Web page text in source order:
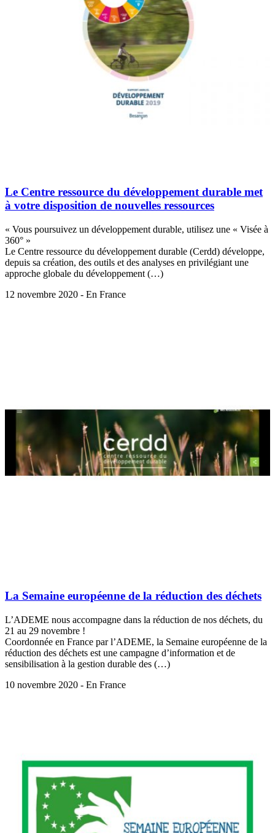
Le Centre ressource du développement durable met
à votre disposition de nouvelles ressources
« Vous poursuivez un développement durable, utilisez une « Visée à
360° »
Le Centre ressource du développement durable (Cerdd) développe,
depuis sa création, des outils et des analyses en privilégiant une
approche globale du développement (…)
12 novembre 2020 - En France
La Semaine européenne de la réduction des déchets
L’ADEME nous accompagne dans la réduction de nos déchets, du
21 au 29 novembre !
Coordonnée en France par l’ADEME, la Semaine européenne de la
réduction des déchets est une campagne d’information et de
sensibilisation à la gestion durable des (…)
10 novembre 2020 - En France